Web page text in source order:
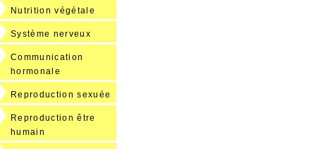
Nutrition végétale
Système nerveux
Communication
hormonale
Reproduction sexuée
Reproduction être
humain